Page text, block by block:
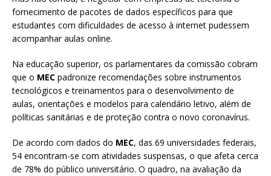
fornecimento de pacotes de dados específicos para que
estudantes com dificuldades de acesso à internet pudessem
acompanhar aulas online.
Na educação superior, os parlamentares da comissão cobram
que o MEC padronize recomendações sobre instrumentos
tecnológicos e treinamentos para o desenvolvimento de
aulas, orientações e modelos para calendário letivo, além de
políticas sanitárias e de proteção contra o novo coronavírus.
De acordo com dados do MEC, das 69 universidades federais,
54 encontram-se com atividades suspensas, o que afeta cerca
de 78% do público universitário. O quadro, na avaliação da